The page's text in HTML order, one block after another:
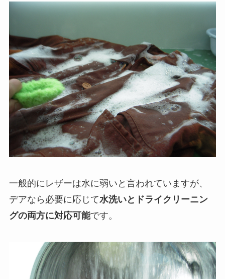
一般的にレザーは水に弱いと言われていますが、
デアなら必要に応じて水洗いとドライクリーニン
グの両方に対応可能です。